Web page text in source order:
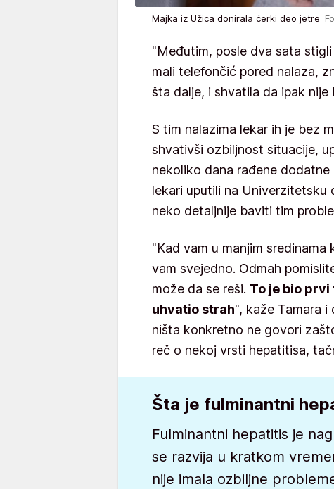
Majka iz Užica donirala ćerki deo jetre
"Međutim, posle dva sata
mali telefončić pored nalaza,
šta dalje, i shvatila da ipak
S tim nalazima lekar ih je bez
shvativši ozbiljnost situacije,
nekoliko dana rađene
lekari uputili na Univerzitetsku
neko detaljnije baviti tim
"Kad vam u manjim
vam svejedno. Odmah
može da se reši. To je bio
uhvatio strah", kaže Tamara
ništa konkretno ne govori
reč o nekoj vrsti hepatitisa,
Šta je fulminantni
Fulminantni hepatitis je
se razvija u kratkom
nije imala ozbiljne